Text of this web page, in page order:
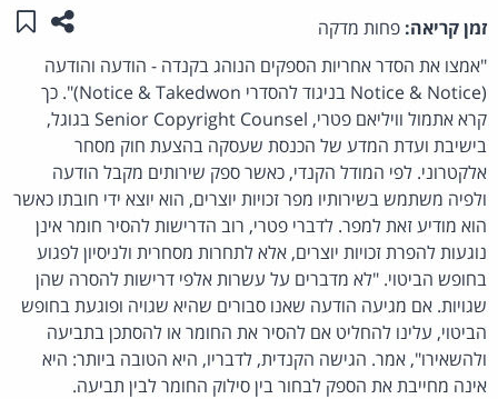
זמן קריאה: פחות מדקה שתפו
"אמצו את הסדר אחריות הספקים הנוהג בקנדה - הודעה והודעה
(Notice & Notice בניגוד להסדרי Notice & Takedwon)". כך
קרא אתמול וויליאם פטרי, Senior Copyright Counsel בגוגל,
בישיבת ועדת המדע של הכנסת שעסקה בהצעת חוק מסחר
אלקטרוני. לפי המודל הקנדי, כאשר ספק שירותים מקבל הודעה
ולפיה משתמש בשירותיו מפר זכויות יוצרים, הוא יוצא ידי חובתו כאשר
הוא מודיע זאת למפר. לדברי פטרי, רוב הדרישות להסיר חומר אינן
נוגעות להפרת זכויות יוצרים, אלא לתחרות מסחרית ולניסיון לפגוע
בחופש הביטוי. "לא מדברים על עשרות אלפי דרישות להסרה שהן
שגויות. אם מגיעה הודעה שאנו סבורים שהיא שגויה ופוגעת בחופש
הביטוי, עלינו להחליט אם להסיר את החומר או להסתכן בתביעה
ולהשאירו", אמר. הגישה הקנדית, לדבריו, היא הטובה ביותר: היא
אינה מחייבת את הספק לבחור בין סילוק החומר לבין תביעה.